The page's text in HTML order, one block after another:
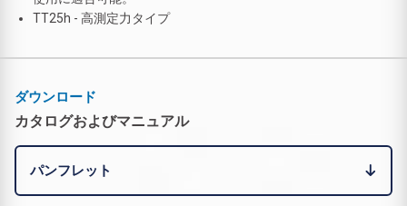
TT25h - 高測定力タイプ
ダウンロード
カタログおよびマニュアル
パンフレット